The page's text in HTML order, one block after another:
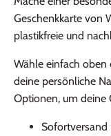
Geschenkkarte von
plastikfreie und
Wähle einfach oben
deine persönliche
Optionen, um deine